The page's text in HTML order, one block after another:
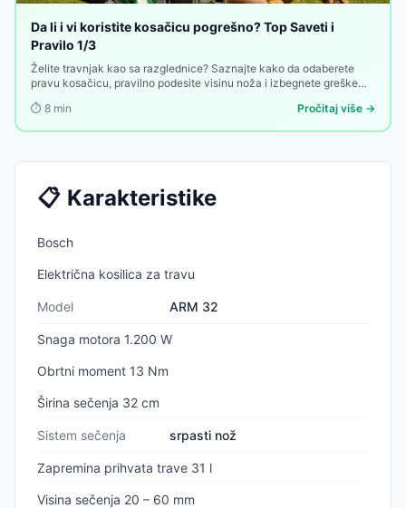
Da li i vi koristite kosačicu pogrešno? Top Saveti i
Pravilo 1/3
Želite travnjak kao sa razglednice? Saznajte kako da odaberete
pravu kosačicu, pravilno podesite visinu noža i izbegnete greške
kvantna fizika.
⏱️ 8 min Pročitaj više →
📋 Karakteristike
Bosch
Električna kosilica za travu
Model ARM 32
Snaga motora 1.200 W
Obrtni moment 13 Nm
Širina sečenja 32 cm
Sistem sečenja srpasti nož
Zapremina prihvata trave 31 l
Visina sečenja 20 – 60 mm